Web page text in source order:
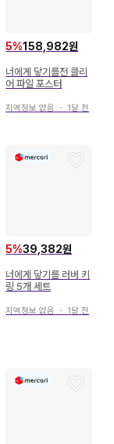
5%158,982원
너에게 닿기를전 클리
어 파일 포스터
지역정보 없음 ・ 1달 전
5%39,382원
너에게 닿기를 러버 키
링 5개 세트
지역정보 없음 ・ 1달 전